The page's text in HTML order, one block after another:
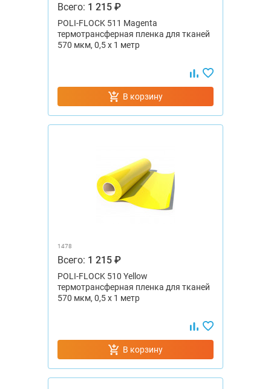
Всего: 1 215 ₽
POLI-FLOCK 511 Magenta
термотрансферная пленка для тканей
570 мкм, 0,5 x 1 метр
В корзину
1478
Всего: 1 215 ₽
POLI-FLOCK 510 Yellow
термотрансферная пленка для тканей
570 мкм, 0,5 x 1 метр
В корзину